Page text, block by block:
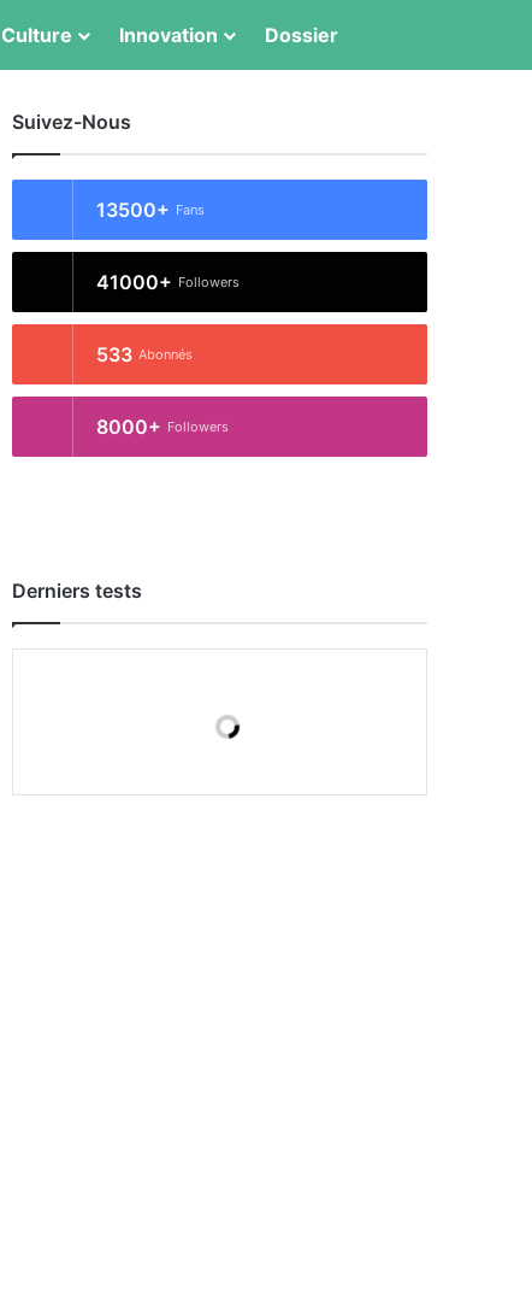
Culture Innovation Dossier
Suivez-Nous
13500+ Fans
41000+ Followers
533 Abonnés
8000+ Followers
Derniers tests